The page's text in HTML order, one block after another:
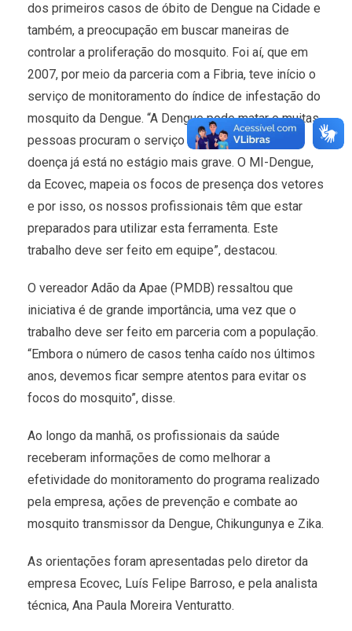
dos primeiros casos de óbito de Dengue na Cidade e
também, a preocupação em buscar maneiras de
controlar a proliferação do mosquito. Foi aí, que em
2007, por meio da parceria com a Fibria, teve início o
serviço de monitoramento do índice de infestação do
mosquito da Dengue. “A Dengue pode matar e muitas
pessoas procuram o serviço da Saúde quando a
doença já está no estágio mais grave. O MI-Dengue,
da Ecovec, mapeia os focos de presença dos vetores
e por isso, os nossos profissionais têm que estar
preparados para utilizar esta ferramenta. Este
trabalho deve ser feito em equipe”, destacou.
O vereador Adão da Apae (PMDB) ressaltou que
iniciativa é de grande importância, uma vez que o
trabalho deve ser feito em parceria com a população.
“Embora o número de casos tenha caído nos últimos
anos, devemos ficar sempre atentos para evitar os
focos do mosquito”, disse.
Ao longo da manhã, os profissionais da saúde
receberam informações de como melhorar a
efetividade do monitoramento do programa realizado
pela empresa, ações de prevenção e combate ao
mosquito transmissor da Dengue, Chikungunya e Zika.
As orientações foram apresentadas pelo diretor da
empresa Ecovec, Luís Felipe Barroso, e pela analista
técnica, Ana Paula Moreira Venturatto.